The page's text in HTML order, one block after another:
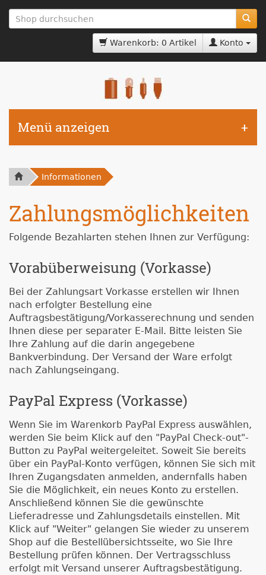
zum
Hauptinhalt
Warenkorb: 0 Artikel Konto
Menü anzeigen
Informationen
Zahlungsmöglichkeiten
Folgende Bezahlarten stehen Ihnen zur Verfügung:
Vorabüberweisung (Vorkasse)
Bei der Zahlungsart Vorkasse erstellen wir Ihnen
nach erfolgter Bestellung eine
Auftragsbestätigung/Vorkasserechnung und senden
Ihnen diese per separater E-Mail. Bitte leisten Sie
Ihre Zahlung auf die darin angegebene
Bankverbindung. Der Versand der Ware erfolgt
nach Zahlungseingang.
PayPal Express (Vorkasse)
Wenn Sie im Warenkorb PayPal Express auswählen,
werden Sie beim Klick auf den "PayPal Check-out"-
Button zu PayPal weitergeleitet. Soweit Sie bereits
über ein PayPal-Konto verfügen, können Sie sich mit
Ihren Zugangsdaten anmelden, andernfalls haben
Sie die Möglichkeit, ein neues Konto zu erstellen.
Anschließend können Sie die gewünschte
Lieferadresse und Zahlungsdetails einstellen. Mit
Klick auf "Weiter" gelangen Sie wieder zu unserem
Shop auf die Bestellübersichtsseite, wo Sie Ihre
Bestellung prüfen können. Der Vertragsschluss
erfolgt mit Versand unserer Auftragsbestätigung.